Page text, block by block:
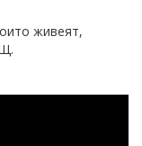
живеят,